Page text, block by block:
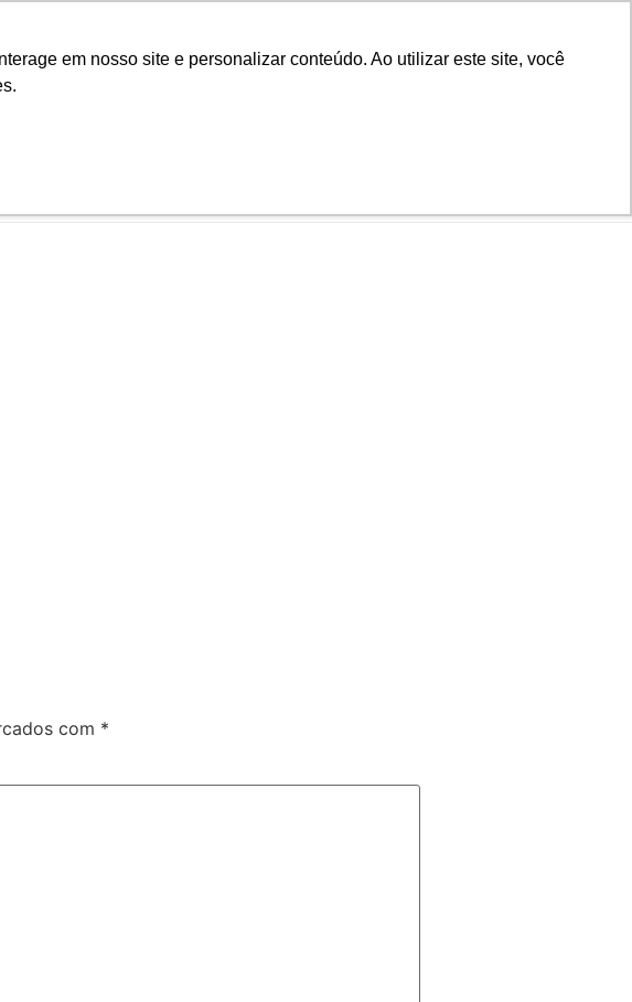
em nosso site e personalizar conteúdo. Ao utilizar este site, você
com *